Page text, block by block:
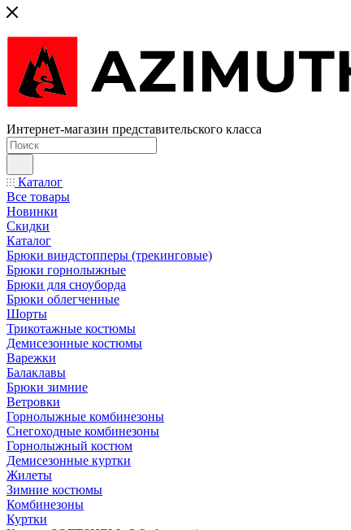
Интернет-магазин представительского класса
Каталог
Все товары
Новинки
Скидки
Каталог
Брюки виндстопперы (трекинговые)
Брюки горнолыжные
Брюки для сноуборда
Брюки облегченные
Шорты
Трикотажные костюмы
Демисезонные костюмы
Варежки
Балаклавы
Брюки зимние
Ветровки
Горнолыжные комбинезоны
Снегоходные комбинезоны
Горнолыжный костюм
Демисезонные куртки
Жилеты
Зимние костюмы
Комбинезоны
Куртки